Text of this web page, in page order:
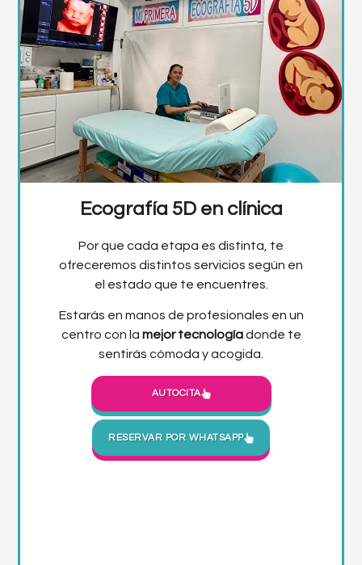
Ecografía 5D en clínica
Por que cada etapa es distinta, te
ofreceremos distintos servicios según en
el estado que te encuentres.
Estarás en manos de profesionales en un
centro con la mejor tecnologíadonde te
sentirás cómoda y acogida.
AUTOCITA
RESERVAR POR WHATSAPP